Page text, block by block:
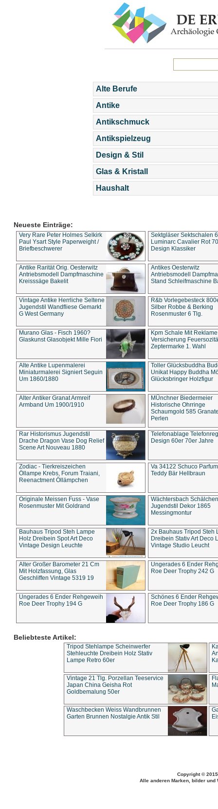
Alte Berufe
Antike
Antikschmuck
Antikspielzeug
Design & Stil
Glas & Kristall
Haushalt
Neueste Einträge:
Very Rare Peter Holmes Selkirk
Paul Ysart Style Paperweight /
Briefbeschwerer
Sektgläser Sektschalen
Luminarc Cavalier Rot
Design Klassiker
Antike Rarität Orig. Oesterwitz
Antriebsmodell Dampfmaschine
Kreisssäge Bakelit
Antikes Oesterwitz
Antriebsmodell
Stand Schleifmaschine
Vintage Antike Herrliche Seltene
Jugendstil Wandfliese Gemarkt
G West Germany
R&b Vorlegebesteck
Silber Robbe & Berking
Rosenmuster 6 Tlg.
Murano Glas - Fisch 1960?
Glaskunst Glasobjekt Mille Fiori
Kpm Schale Mit Reklame
Versicherung
Zeptermarke 1. Wahl
Alte Antike Lupenmalerei
Miniaturmalerei Signiert Seguin
Um 1860/1880
Toller Glücksbuddha
Unikat Happy Buddha
Glücksbringer Holzfigur
Alter Antiker Granat Armreif
Armband Um 1900/1910
MÜnchner Biedermeier
Historische Ohrringe
Schaumgold 585
Perlen
Rar Historismus Jugendstil
Drache Dragon Vase Dog Relief
Scene Art Nouveau 1880
Telefonablage
Design 60er 70er Jahre
Zodiac - Tierkreiszeichen
Öllampe Krebs, Forum Traiani,
Reenactment Öllämpchen
Va 34122 Schuco
Teddy Bär Hellbraun
Originale Meissen Fuss - Vase
Rosenmuster Mit Goldrand
Wächtersbach Schälchen
Jugendstil Dekor 1865
Messingmontur
Bauhaus Tripod Steh Lampe
Holz Dreibein Spot Art Deco
Vintage Design Leuchte
2x Bauhaus Tripod Steh
Dreibein Stativ Art Deco
Vintage Studio Leucht
Alter Großer Barometer 21 Cm
Mit Holzfassung, Glas
Geschliffen Vintage 5319 19
Ungerades 6 Ender
Roe Deer Trophy 242 G
Ungerades 6 Ender Rehgeweih
Roe Deer Trophy 194 G
Schönes 6 Ender
Roe Deer Trophy 186 G
Beliebteste Artikel:
Tripod Stehlampe Scheinwerfer
Stehleuchte Dreibein Holz Stativ
Lampe Retro 60er
Vintage 21 Tlg. Porzellan Teeservice
Japan China Geisha Rot
Goldbemalung 50er
Waschbecken Weiss Wandbrunnen
Garten Brunnen Nostalgie Antik Stil
Copyright ©
Alle anderen Marken, bilder und